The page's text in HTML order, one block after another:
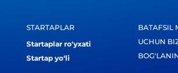
STARTAPLAR
Startaplar ro'yxati
Startap yo‘li
BATAFSIL
UCHUN